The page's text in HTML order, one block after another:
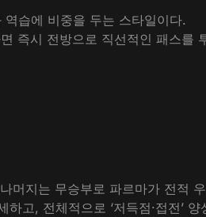
습에 비중을 두는 스타일이다.
시 전방으로 직선적인 패스를
머지는 무승부로 파르마가 전적
고, 전체적으로 ‘저득점·접전’